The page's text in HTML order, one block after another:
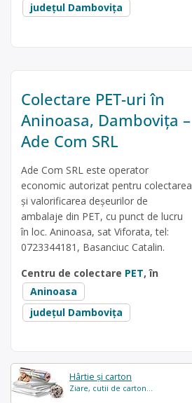
Hârtie și carton
Ziare, cutii de carton...
județul Dambovița
Colectare PET-uri în
Aninoasa, Dambovița –
Ade Com SRL
Ade Com SRL este operator
economic autorizat pentru colectarea
și valorificarea deșeurilor de
ambalaje din PET, cu punct de lucru
în loc. Aninoasa, sat Viforata, tel:
0723344181, Basanciuc Catalin.
Centru de colectare PET, în
Aninoasa
județul Dambovița